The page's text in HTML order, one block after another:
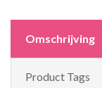
Omschrijving
Product Tags